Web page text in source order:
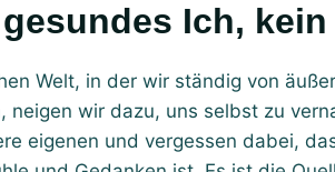
gesundes Ich,
Welt, in der wir ständig von
neigen wir dazu, uns selbst zu
eigenen und vergessen dabei,